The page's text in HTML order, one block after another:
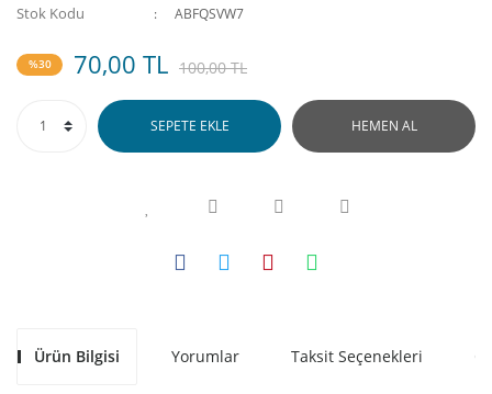
Stok Kodu ABFQSVW7
%30 70,00 TL 100,00 TL
SEPETE EKLE HEMEN AL
Ürün Bilgisi Yorumlar Taksit Seçenekleri